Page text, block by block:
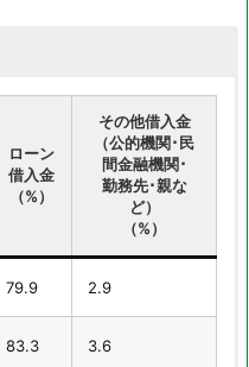
ローン
借入金
（%）
その他借入金
（公的機関･民
間金融機関･
勤務先･親な
ど）
（%）
79.9 2.9
83.3 3.6